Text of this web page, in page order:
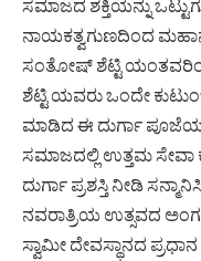
ಸಮಾಜದ ಶಕ್ತಿಯನ್ನು
ನಾಯಕತ್ವಗುಣದಿಂದ
ಸಂತೋಷ್ ಶೆಟ್ಟಿ ಯಂತವರಿಂದ
ಶೆಟ್ಟಿ ಯವರು ಒಂದೇ
ಮಾಡಿದ ಈ ದುರ್ಗಾ ಪೂಜೆಯ
ಸಮಾಜದಲ್ಲಿ ಉತ್ತಮ
ದುರ್ಗಾ ಪ್ರಶಸ್ತಿ ನೀಡಿ
ನವರಾತ್ರಿಯ ಉತ್ಸವದ
ಸ್ವಾಮೀ ದೇವಸ್ಥಾನದ